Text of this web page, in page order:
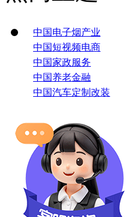
中国电子烟产业
中国短视频电商
中国家政服务
中国养老金融
中国汽车定制改装